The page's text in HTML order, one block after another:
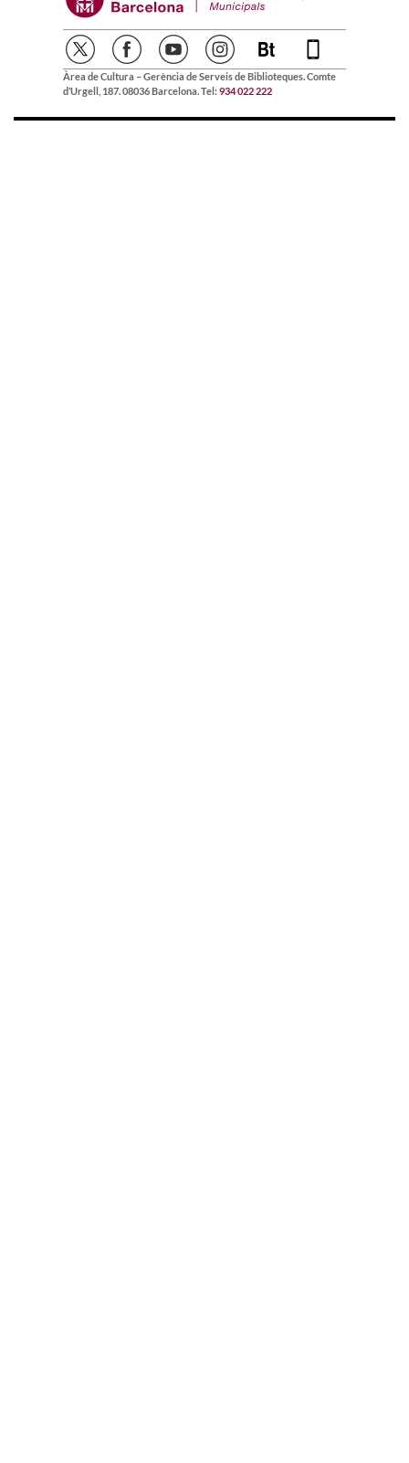
Àrea de Cultura – Gerència de Serveis de Biblioteques. Comte
d’Urgell, 187. 08036 Barcelona. Tel:934 022 222